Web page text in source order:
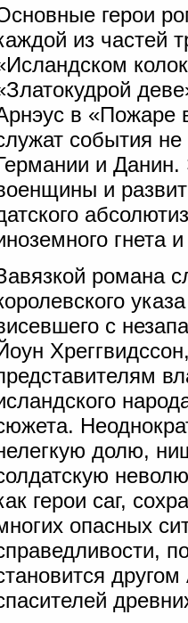
герои
из частей
в «Пожаре
события
и
и
гнета
романа
с
долю,
герои саг,
опасных